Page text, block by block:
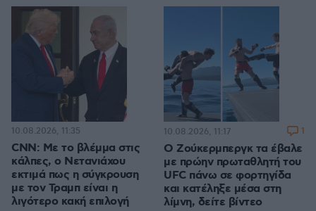
CNN: Με το βλέμμα στις
κάλπες, ο Νετανιάχου
εκτιμά πως η σύγκρουση
με τον Τραμπ είναι η
λιγότερο κακή επιλογή
10.08.2026, 11:35
Ο Ζούκερμπεργκ τα έβαλε
με πρώην πρωταθλητή του
UFC πάνω σε φορτηγίδα
και κατέληξε μέσα στη
λίμνη, δείτε βίντεο
10.08.2026, 11:17 1